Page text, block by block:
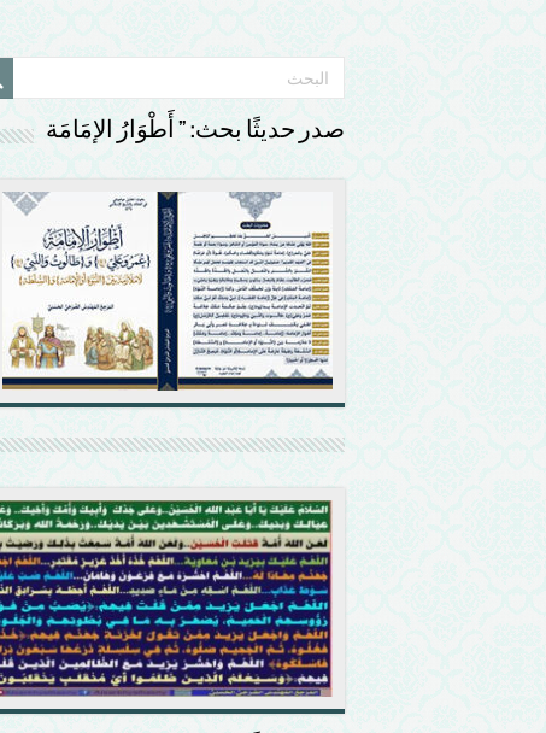
صدر حديثًا بحث: ” أَطْوَارُ الإمَامَة